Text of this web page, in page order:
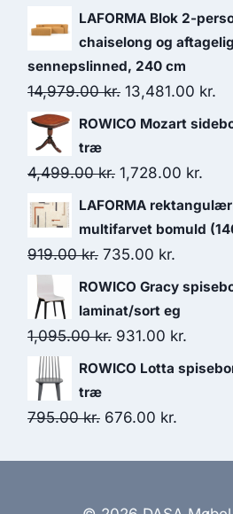
LAFORMA Blok 2-
chaiselong og
sennepslinned, 240 cm
14,979.00kr. 13,481.00 kr.
ROWICO Mozart
træ
4,499.00kr. 1,728.00 kr.
LAFORMA
multifarvet bomuld
919.00kr. 735.00 kr.
ROWICO Gracy
laminat/sort eg
1,095.00kr. 931.00 kr.
ROWICO Lotta
træ
795.00kr. 676.00 kr.